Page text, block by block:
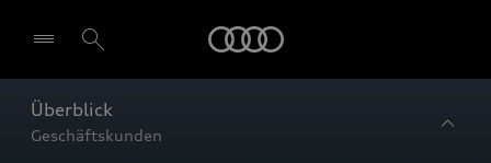
Überblick
Geschäftskunden